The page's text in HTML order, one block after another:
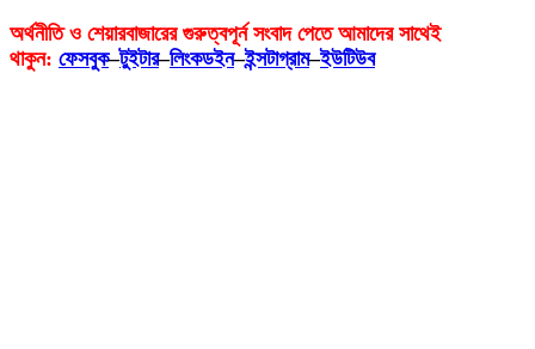
অর্থনীতি ও শেয়ারবাজারের গুরুত্বপূর্ন সংবাদ পেতে আমাদের সাথেই
থাকুন: ফেসবুক–টুইটার–লিংকডইন–ইন্সটাগ্রাম–ইউটিউব